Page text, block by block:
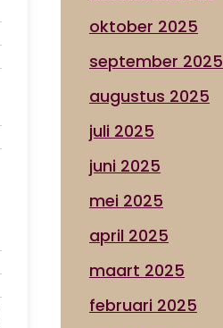
oktober 2025
september 2025
augustus 2025
juli 2025
juni 2025
mei 2025
april 2025
maart 2025
februari 2025